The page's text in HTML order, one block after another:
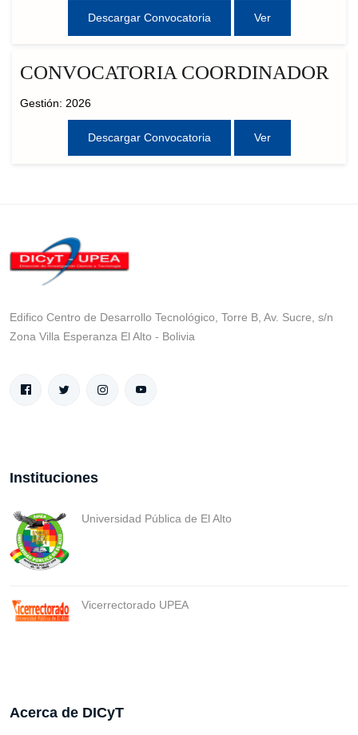
Descargar Convocatoria Ver
CONVOCATORIA COORDINADOR
Gestión: 2026
Descargar Convocatoria Ver
Edifico Centro de Desarrollo Tecnológico, Torre B, Av. Sucre, s/n
Zona Villa Esperanza El Alto - Bolivia
Instituciones
Universidad Pública de El Alto
Vicerrectorado UPEA
Acerca de DICyT